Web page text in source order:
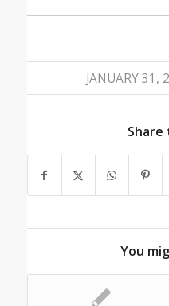
JANUARY 31,
/
You